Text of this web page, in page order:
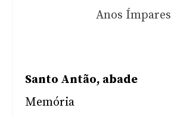
Anos Ímpares
Santo Antão, abade
Memória